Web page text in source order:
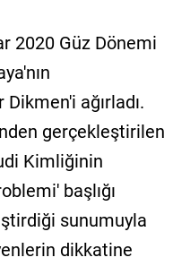
2020 Güz Dönemi
ağırladı.
gerçekleştirilen
Kimliğinin
başlığı
sunumuyla
dikkatine